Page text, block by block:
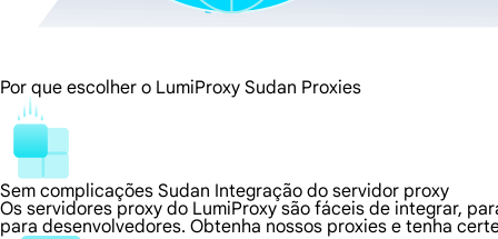
Por que escolher o LumiProxy Sudan Proxies
Sem complicações Sudan Integração do servidor proxy
Os servidores proxy do LumiProxy são fáceis de integrar,
para desenvolvedores. Obtenha nossos proxies e tenha